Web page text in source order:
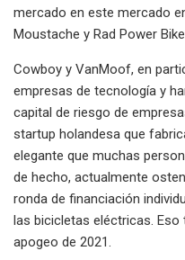
mercado en este mercado
Moustache y Rad Power
Cowboy y VanMoof, en
empresas de tecnología y
capital de riesgo de
startup holandesa que
elegante que muchas
de hecho, actualmente
ronda de financiación
las bicicletas eléctricas.
apogeo de 2021.